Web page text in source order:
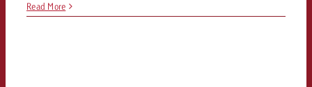
Read More